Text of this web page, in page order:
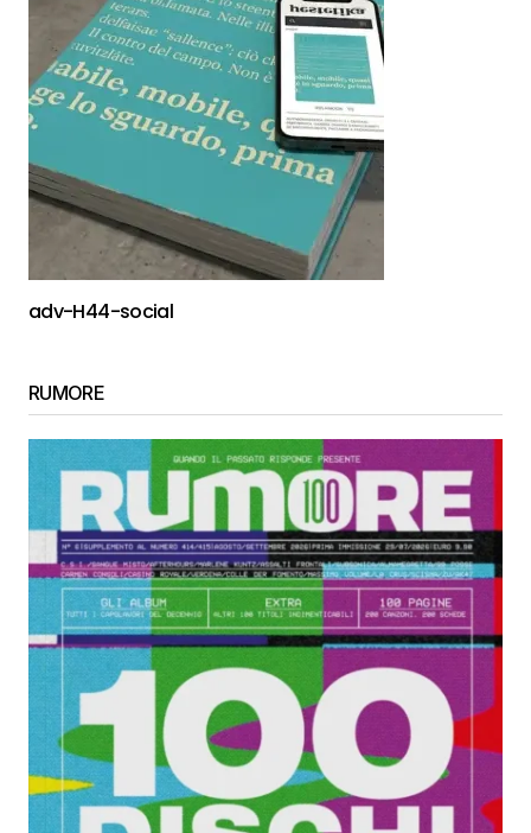
adv-H44-social
RUMORE